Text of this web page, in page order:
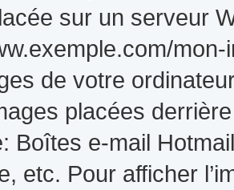
sur un serveur
de votre
placées
Boîtes e-mail
etc. Pour afficher